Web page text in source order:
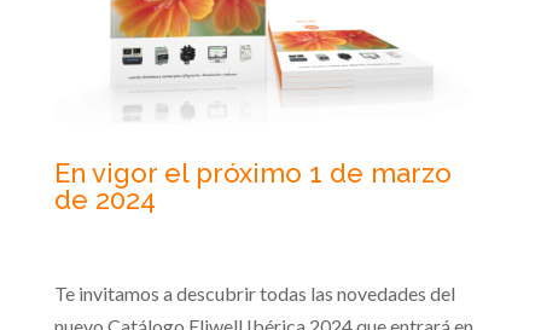
En vigor el próximo 1 de marzo
de 2024
Te invitamos a descubrir todas las novedades del
nuevo Catálogo Eliwell Ibérica 2024 que entrará en